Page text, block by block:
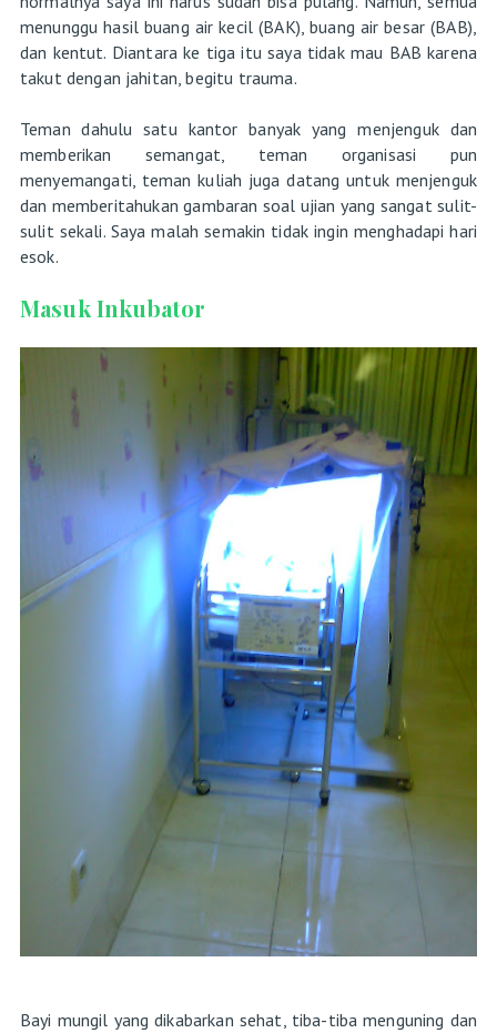
menunggu hasil buang air kecil (BAK), buang air besar (BAB),
dan kentut. Diantara ke tiga itu saya tidak mau BAB karena
takut dengan jahitan, begitu trauma.
Teman dahulu satu kantor banyak yang menjenguk dan
memberikan semangat, teman organisasi pun
menyemangati, teman kuliah juga datang untuk menjenguk
dan memberitahukan gambaran soal ujian yang sangat sulit-
sulit sekali. Saya malah semakin tidak ingin menghadapi hari
esok.
Masuk Inkubator
Bayi mungil yang dikabarkan sehat, tiba-tiba menguning dan